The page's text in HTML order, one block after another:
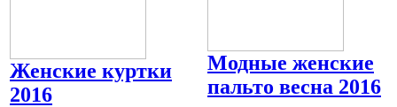
Женские куртки
2016
Модные женские
пальто весна 2016